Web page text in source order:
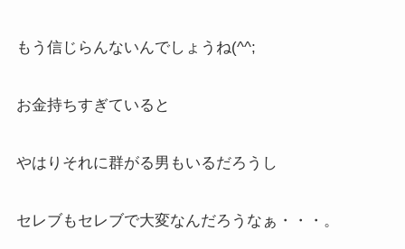
もう信じらんないんでしょうね(^^;
お金持ちすぎていると
やはりそれに群がる男もいるだろうし
セレブもセレブで大変なんだろうなぁ・・・。